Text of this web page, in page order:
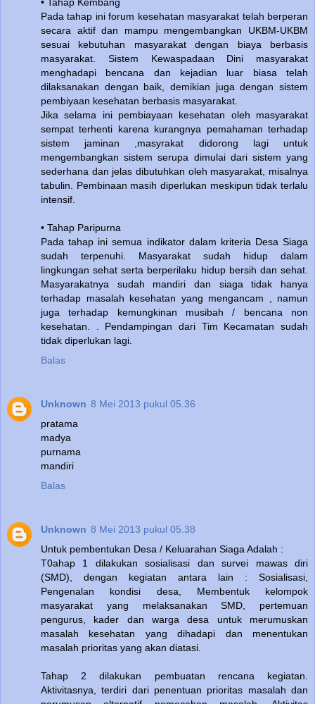
Pada tahap ini forum kesehatan masyarakat telah berperan
secara aktif dan mampu mengembangkan UKBM-UKBM
sesuai kebutuhan masyarakat dengan biaya berbasis
masyarakat. Sistem Kewaspadaan Dini masyarakat
menghadapi bencana dan kejadian luar biasa telah
dilaksanakan dengan baik, demikian juga dengan sistem
pembiyaan kesehatan berbasis masyarakat.
Jika selama ini pembiayaan kesehatan oleh masyarakat
sempat terhenti karena kurangnya pemahaman terhadap
sistem jaminan ,masyrakat didorong lagi untuk
mengembangkan sistem serupa dimulai dari sistem yang
sederhana dan jelas dibutuhkan oleh masyarakat, misalnya
tabulin. Pembinaan masih diperlukan meskipun tidak terlalu
intensif.
• Tahap Paripurna
Pada tahap ini semua indikator dalam kriteria Desa Siaga
sudah terpenuhi. Masyarakat sudah hidup dalam
lingkungan sehat serta berperilaku hidup bersih dan sehat.
Masyarakatnya sudah mandiri dan siaga tidak hanya
terhadap masalah kesehatan yang mengancam , namun
juga terhadap kemungkinan musibah / bencana non
kesehatan. . Pendampingan dari Tim Kecamatan sudah
tidak diperlukan lagi.
Balas
Unknown 8 Mei 2013 pukul 05.36
pratama
madya
purnama
mandiri
Balas
Unknown 8 Mei 2013 pukul 05.38
Untuk pembentukan Desa / Keluarahan Siaga Adalah :
T0ahap 1 dilakukan sosialisasi dan survei mawas diri
(SMD), dengan kegiatan antara lain : Sosialisasi,
Pengenalan kondisi desa, Membentuk kelompok
masyarakat yang melaksanakan SMD, pertemuan
pengurus, kader dan warga desa untuk merumuskan
masalah kesehatan yang dihadapi dan menentukan
masalah prioritas yang akan diatasi.
Tahap 2 dilakukan pembuatan rencana kegiatan.
Aktivitasnya, terdiri dari penentuan prioritas masalah dan